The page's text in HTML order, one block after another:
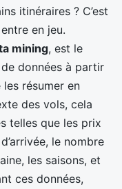
itinéraires ? C’est
en jeu.
mining, est le
de données à partir
résumer en
des vols, cela
telles que les prix
le nombre
les saisons, et
ces données,